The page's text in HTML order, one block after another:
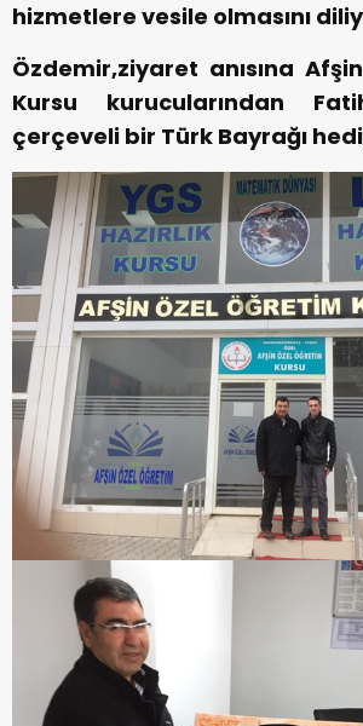
hizmetlere vesile olmasını
Özdemir,ziyaret anısına
Kursu kurucularından
çerçeveli bir Türk Bayrağı